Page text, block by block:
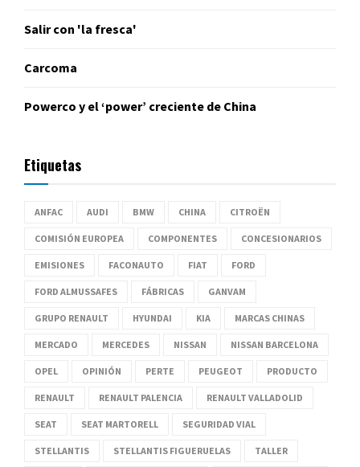
Salir con 'la fresca'
Carcoma
Powerco y el ‘power’ creciente de China
Etiquetas
ANFAC AUDI BMW CHINA CITROËN
COMISIÓN EUROPEA COMPONENTES CONCESIONARIOS
EMISIONES FACONAUTO FIAT FORD
FORD ALMUSSAFES FÁBRICAS GANVAM
GRUPO RENAULT HYUNDAI KIA MARCAS CHINAS
MERCADO MERCEDES NISSAN NISSAN BARCELONA
OPEL OPINIÓN PERTE PEUGEOT PRODUCTO
RENAULT RENAULT PALENCIA RENAULT VALLADOLID
SEAT SEAT MARTORELL SEGURIDAD VIAL
STELLANTIS STELLANTIS FIGUERUELAS TALLER